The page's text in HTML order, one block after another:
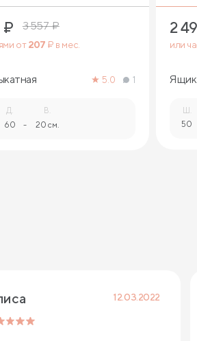
₽ 3 557₽
от207 ₽ в мес.
5.0 1
Д.
60 -
В.
20 см.
2
или
Ящик
Ш.
50
12.03.2022